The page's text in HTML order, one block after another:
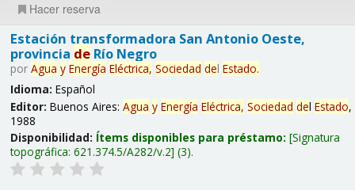
Hacer reserva
Estación transformadora San Antonio Oeste,
provincia deRío Negro
por Agua y Energía Eléctrica, Sociedad del Estado.
Idioma: Español
Editor: Buenos Aires: Agua y Energía Eléctrica, Sociedad del Estado,
1988
Disponibilidad: Ítems disponibles para préstamo: Signatura
topográfica: 621.374.5/A282/v.2 (3).